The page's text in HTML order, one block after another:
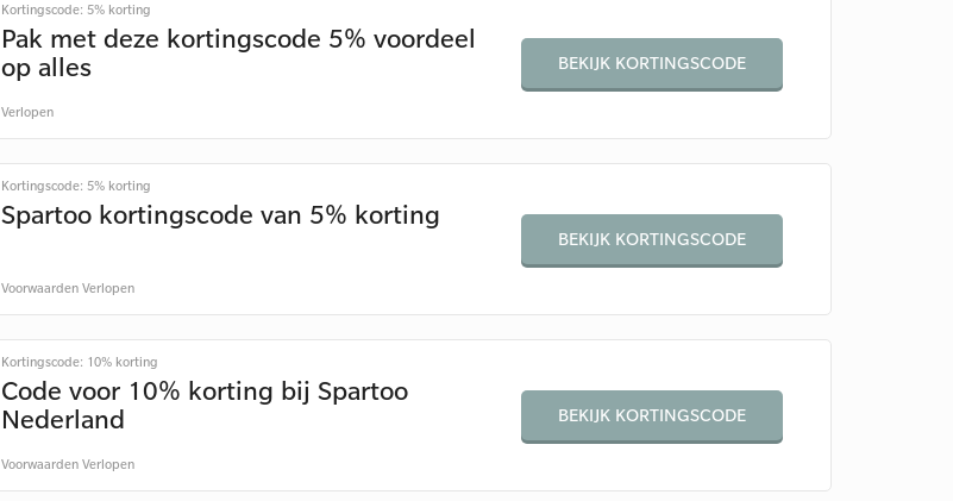
Kortingscode: 5% korting
Pak met deze kortingscode 5% voordeel
op alles
Verlopen
BEKIJK KORTINGSCODE
Kortingscode: 5% korting
Spartoo kortingscode van 5% korting
VoorwaardenVerlopen
BEKIJK KORTINGSCODE
Kortingscode: 10% korting
Code voor 10% korting bij Spartoo
Nederland
VoorwaardenVerlopen
BEKIJK KORTINGSCODE